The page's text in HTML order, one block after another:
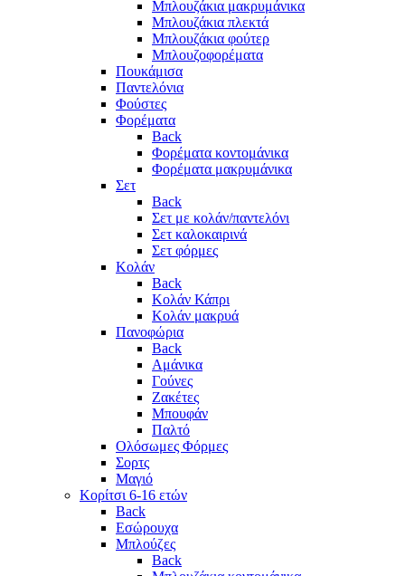
Μπλουζάκια μακρυμάνικα
Μπλουζάκια πλεκτά
Μπλουζάκια φούτερ
Μπλουζοφορέματα
Πουκάμισα
Παντελόνια
Φούστες
Φορέματα
Back
Φορέματα κοντομάνικα
Φορέματα μακρυμάνικα
Σετ
Back
Σετ με κολάν/παντελόνι
Σετ καλοκαιρινά
Σετ φόρμες
Κολάν
Back
Κολάν Κάπρι
Κολάν μακρυά
Πανοφώρια
Back
Αμάνικα
Γούνες
Ζακέτες
Μπουφάν
Παλτό
Ολόσωμες Φόρμες
Σορτς
Μαγιό
Κορίτσι 6-16 ετών
Back
Εσώρουχα
Μπλούζες
Back